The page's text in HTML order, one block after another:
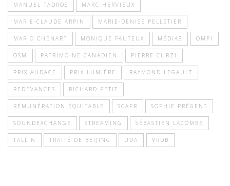
MANUEL TADROS MARC HERVIEUX
MARIE-CLAUDE ARPIN MARIE-DENISE PELLETIER
MARIO CHENART MONIQUE FAUTEUX MÉDIAS OMPI
OSM PATRIMOINE CANADIEN PIERRE CURZI
PRIX AUDACE PRIX LUMIÈRE RAYMOND LEGAULT
REDEVANCES RICHARD PETIT
RÉMUNÉRATION ÉQUITABLE SCAPR SOPHIE PRÉGENT
SOUNDEXCHANGE STREAMING SÉBASTIEN LACOMBE
TALLIN TRAITÉ DE BEIJING UDA VRDB